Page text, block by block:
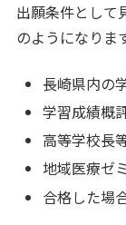
出願条件として
のようになりま
長崎県内の
学習成績概
高等学校長
地域医療ゼ
合格した場